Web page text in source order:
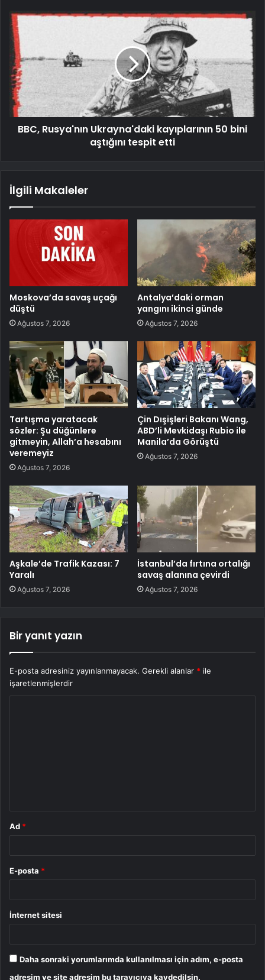
BBC, Rusya'nın Ukrayna'daki kayıplarının 50 bini
aştığını tespit etti
İlgili Makaleler
Moskova’da savaş uçağı
düştü
Ağustos 7, 2026
Antalya’daki orman
yangını ikinci günde
Ağustos 7, 2026
Tartışma yaratacak
sözler: Şu düğünlere
gitmeyin, Allah’a hesabını
veremeyiz
Ağustos 7, 2026
Çin Dışişleri Bakanı Wang,
ABD’li Mevkidaşı Rubio ile
Manila’da Görüştü
Ağustos 7, 2026
Aşkale’de Trafik Kazası: 7
Yaralı
Ağustos 7, 2026
İstanbul’da fırtına ortalığı
savaş alanına çevirdi
Ağustos 7, 2026
Bir yanıt yazın
E-posta adresiniz yayınlanmayacak. Gerekli alanlar * ile
işaretlenmişlerdir
Ad *
E-posta *
İnternet sitesi
Daha sonraki yorumlarımda kullanılması için adım, e-posta
adresim ve site adresim bu tarayıcıya kaydedilsin.